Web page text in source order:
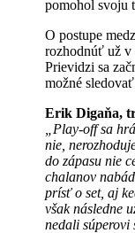
pomohol svoju
O postupe
rozhodnúť už v
Prievidzi sa
možné
Erik Digaňa,
„Play-off sa
nie,
do zápasu nie
chalanov
prísť o set, aj
však následne
nedali súperovi